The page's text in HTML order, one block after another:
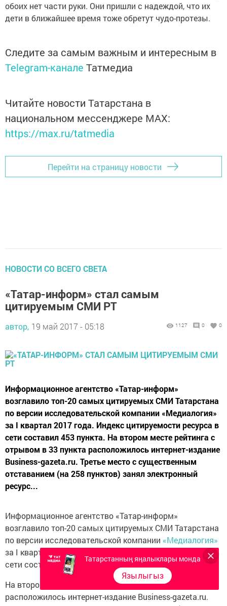
обоих нет части руки. Они пришли с надеждой, что их
дети в ближайшее время тоже обретут чудо-протезы.
Следите за самым важным и интересным в
Telegram-канале Татмедиа
Читайте новости Татарстана в
национальном мессенджере MАХ:
https://max.ru/tatmedia
Перейти на страницу новости
НОВОСТИ СО ВСЕГО СВЕТА
«Татар-информ» стал самым
цитируемым СМИ РТ
автор, 19 май 2017 - 05:18 1127 0 0
Информационное агентство «Татар-информ»
возглавило топ-20 самых цитируемых СМИ Татарстана
по версии исследовательской компании «Медиалогия»
за I квартал 2017 года. Индекс цитируемости ресурса в
сети составил 453 пункта. На втором месте рейтинга с
отрывом в 33 пункта расположилось интернет-издание
Business-gazeta.ru. Третье место с существенным
отставанием (на 258 пунктов) занял электронный
ресурс...
Информационное агентство «Татар-информ»
возглавило топ-20 самых цитируемых СМИ Татарстана
по версии исследовательской компании «Медиалогия»
за I квартал 2017 года. Индекс цитируемости ресурса в
сети составил 453 пункта.
На втором месте рейтинга с отрывом в 33 пункта
расположилось интернет-издание Business-gazeta.ru.
Татарстанның яңалыклары монда
Язылыгыз